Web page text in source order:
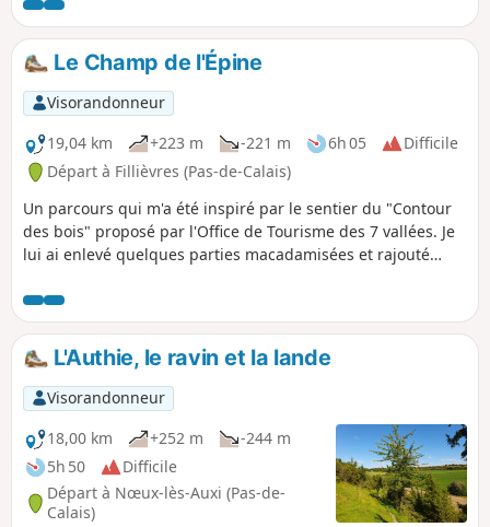
en descente via le Chemin des Morts. De beaux points de
vue s'offriront à vous vers la forêt d'Hesdin et si comme moi
vous avez la chance, vous croiserez peut-être quelques
chevreuils.
Le Champ de l'Épine
Visorandonneur
19,04 km
+223 m -221 m 6h 05
Difficile
Départ à Fillièvres (Pas-de-Calais)
Un parcours qui m'a été inspiré par le sentier du "Contour
des bois" proposé par l'Office de Tourisme des 7 vallées. Je
lui ai enlevé quelques parties macadamisées et rajouté
nature.
L'Authie, le ravin et la lande
Visorandonneur
18,00 km
+252 m
-244 m
5h 50
Difficile
Départ à Nœux-lès-Auxi (Pas-de-
Calais)